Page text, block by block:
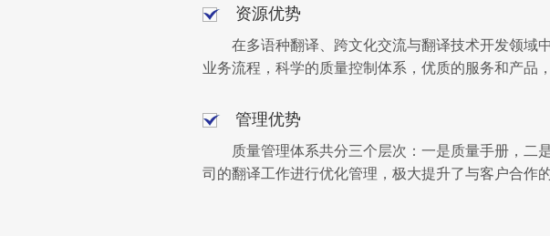
资源优势
在多语种翻译、跨文化交流与翻译技术开发领域
业务流程，科学的质量控制体系，优质的服务和产品
管理优势
质量管理体系共分三个层次：一是质量手册，二
司的翻译工作进行优化管理，极大提升了与客户合作